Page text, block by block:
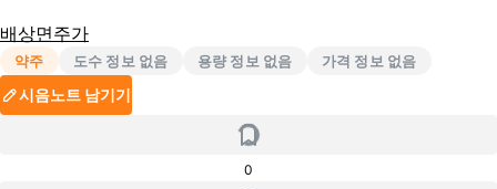
배상면주가
약주 도수 정보 없음 용량 정보 없음 가격 정보 없음
시음노트 남기기
0